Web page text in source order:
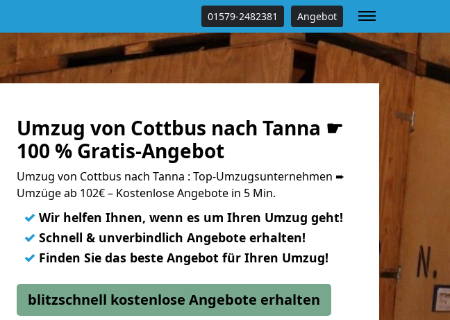
01579-2482381 Angebot
Umzug von Cottbus nach Tanna ☛
100 % Gratis-Angebot
Umzug von Cottbus nach Tanna : Top-Umzugsunternehmen ➨
Umzüge ab 102€ – Kostenlose Angebote in 5 Min.
✓ Wir helfen Ihnen, wenn es um Ihren Umzug geht!
✓ Schnell & unverbindlich Angebote erhalten!
✓ Finden Sie das beste Angebot für Ihren Umzug!
blitzschnell kostenlose Angebote erhalten